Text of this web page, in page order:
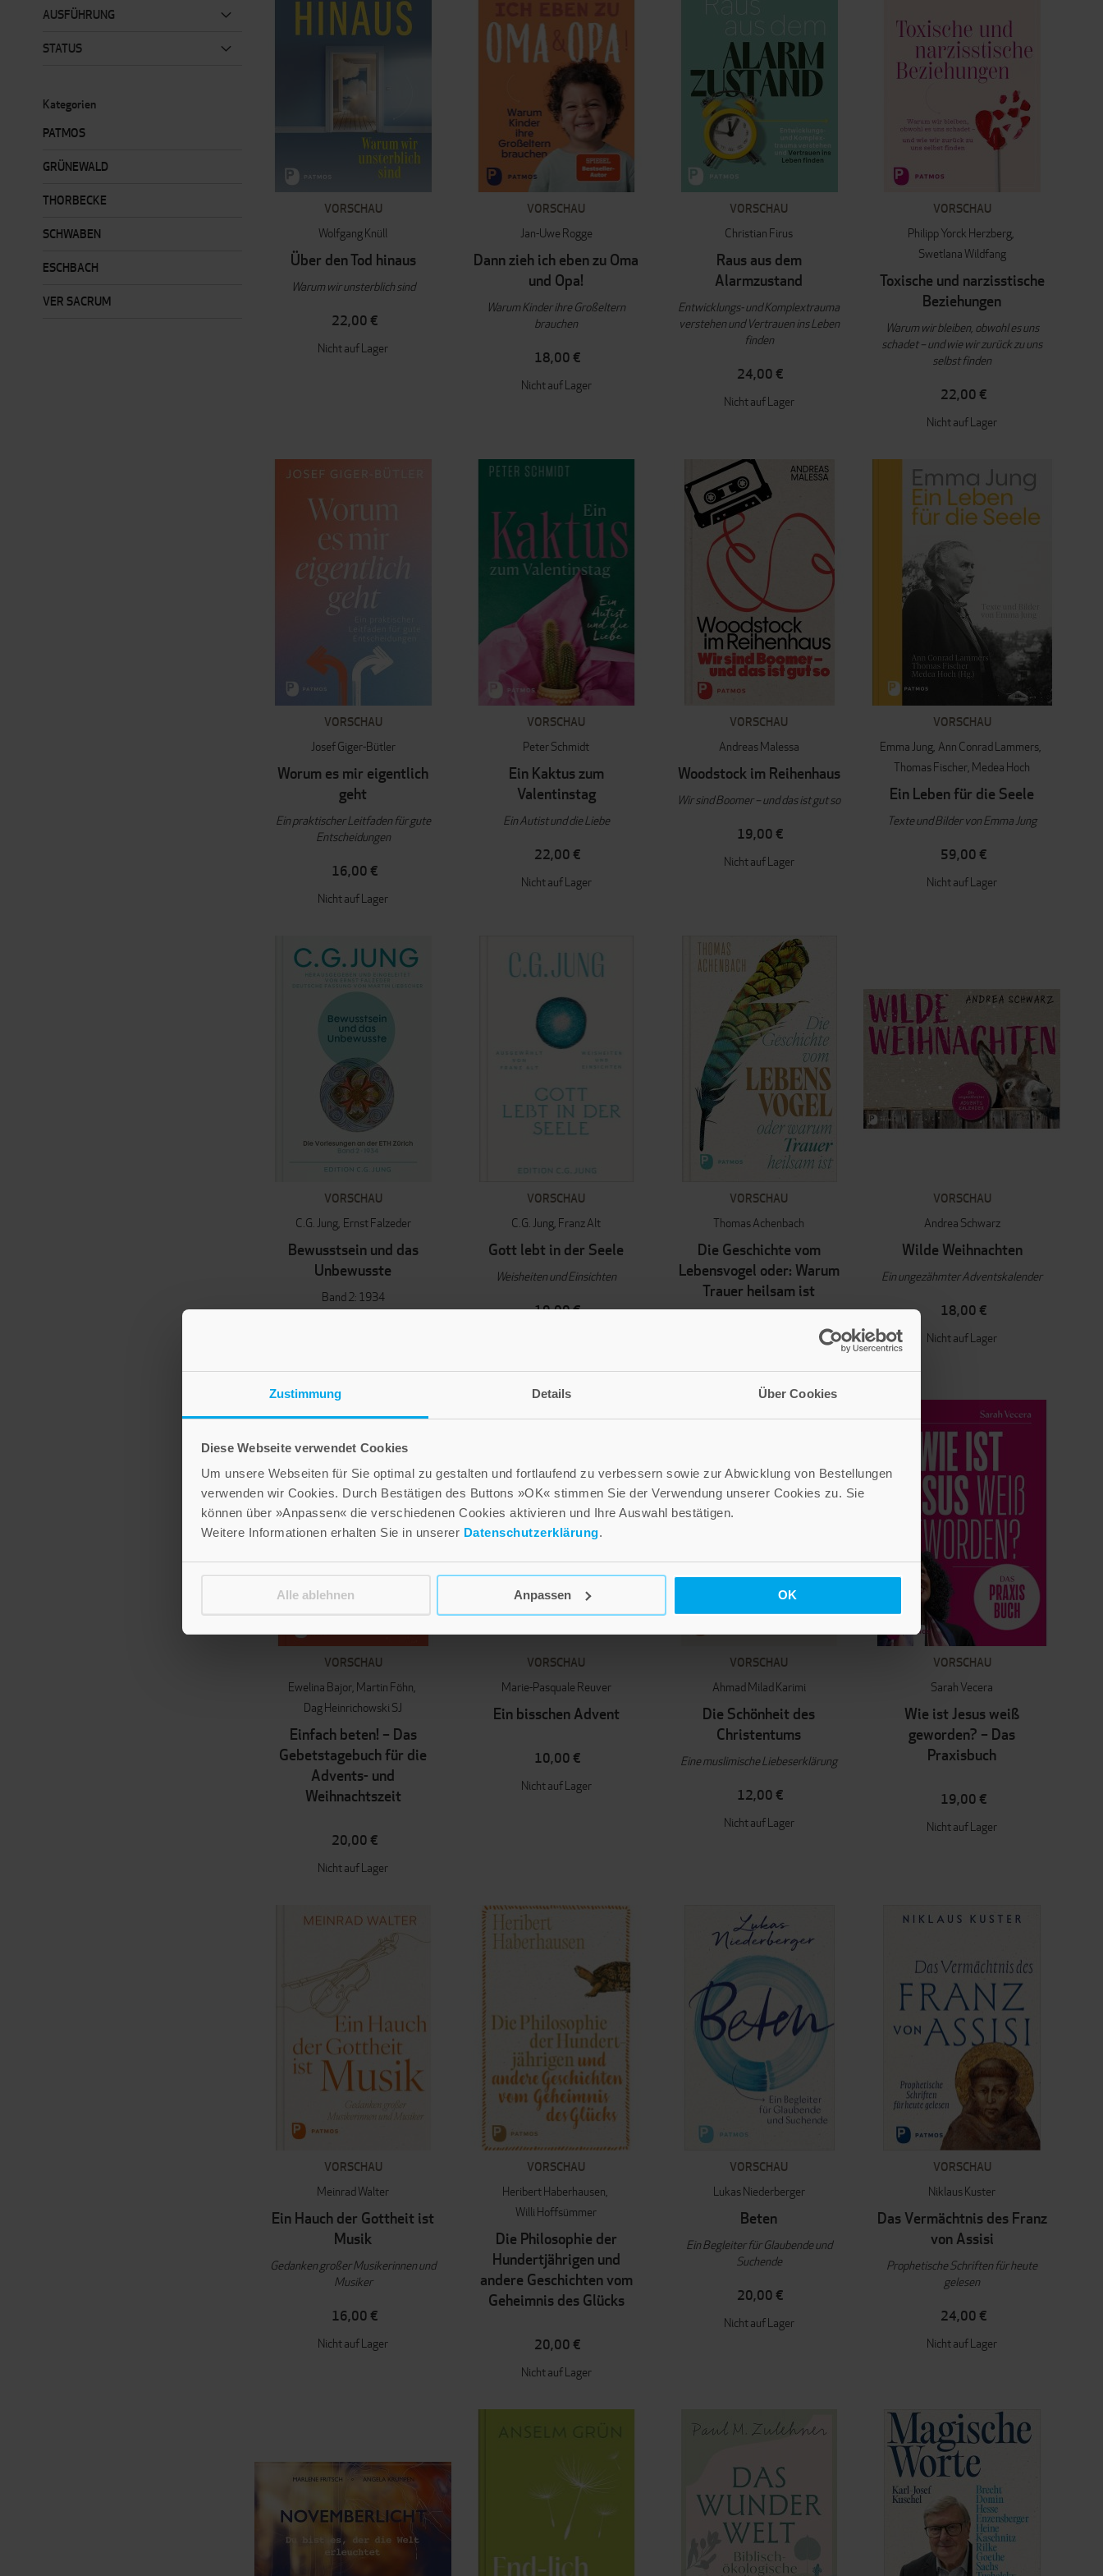
Zustimmung Details Über Cookies
Diese Webseite verwendet Cookies
Um unsere Webseiten für Sie optimal zu gestalten und fortlaufend zu verbessern sowie zur Abwicklung von Bestellungen
verwenden wir Cookies. Durch Bestätigen des Buttons »OK« stimmen Sie der Verwendung unserer Cookies zu. Sie
können über »Anpassen« die verschiedenen Cookies aktivieren und Ihre Auswahl bestätigen.
Weitere Informationen erhalten Sie in unserer Datenschutzerklärung.
Alle ablehnen Anpassen OK
VORSCHAU
Wolfgang Knüll
Über den Tod hinaus
Warum wir unsterblich sind
22,00 €
Nicht auf Lager
VORSCHAU
Jan-Uwe Rogge
Dann zieh ich eben zu Oma
und Opa!
Warum Kinder ihre Großeltern
brauchen
18,00 €
Nicht auf Lager
VORSCHAU
Christian Firus
Raus aus dem
Alarmzustand
Entwicklungs- und Komplextrauma
verstehen und Vertrauen ins Leben
finden
24,00 €
Nicht auf Lager
VORSCHAU
Philipp Yorck Herzberg
Swetlana Wildfang
Toxische und narzisstische
Beziehungen
Warum wir bleiben, obwohl es uns
schadet – und wie wir zurück zu uns
selbst finden
22,00 €
Nicht auf Lager
VORSCHAU
Josef Giger-Bütler
Worum es mir eigentlich
geht
Ein praktischer Leitfaden für gute
Entscheidungen
16,00 €
Nicht auf Lager
VORSCHAU
Peter Schmidt
Ein Kaktus zum
Valentinstag
Ein Autist und die Liebe
22,00 €
Nicht auf Lager
VORSCHAU
Andreas Malessa
Woodstock im Reihenhaus
Wir sind Boomer – und das ist gut so
19,00 €
Nicht auf Lager
VORSCHAU
Emma Jung Ann Conrad Lammers
Thomas Fischer Medea Hoch
Ein Leben für die Seele
Texte und Bilder von Emma Jung
59,00 €
Nicht auf Lager
VORSCHAU
C.G. Jung Ernst Falzeder
Bewusstsein und das
Unbewusste
Band 2: 1934
VORSCHAU
C.G. Jung Franz Alt
Gott lebt in der Seele
Weisheiten und Einsichten
19,00 €
VORSCHAU
Thomas Achenbach
Die Geschichte vom
Lebensvogel oder: Warum
Trauer heilsam ist
VORSCHAU
Andrea Schwarz
Wilde Weihnachten
Ein ungezähmter Adventskalender
18,00 €
Nicht auf Lager
VORSCHAU
Ewelina Bajor Martin Föhn
Dag Heinrichowski SJ
Einfach beten! – Das
Gebetstagebuch für die
Advents- und
Weihnachtszeit
20,00 €
Nicht auf Lager
VORSCHAU
Marie-Pasquale Reuver
Ein bisschen Advent
10,00 €
Nicht auf Lager
VORSCHAU
Ahmad Milad Karimi
Die Schönheit des
Christentums
Eine muslimische Liebeserklärung
12,00 €
Nicht auf Lager
VORSCHAU
Sarah Vecera
Wie ist Jesus weiß
geworden? – Das
Praxisbuch
19,00 €
Nicht auf Lager
VORSCHAU
Meinrad Walter
Ein Hauch der Gottheit ist
Musik
Gedanken großer Musikerinnen und
Musiker
16,00 €
Nicht auf Lager
VORSCHAU
Heribert Haberhausen
Willi Hoffsümmer
Die Philosophie der
Hundertjährigen und
andere Geschichten vom
Geheimnis des Glücks
20,00 €
Nicht auf Lager
VORSCHAU
Lukas Niederberger
Beten
Ein Begleiter für Glaubende und
Suchende
20,00 €
Nicht auf Lager
VORSCHAU
Niklaus Kuster
Das Vermächtnis des Franz
von Assisi
Prophetische Schriften für heute
gelesen
24,00 €
Nicht auf Lager
AUSFÜHRUNG
STATUS
Kategorien
PATMOS
GRÜNEWALD
THORBECKE
SCHWABEN
ESCHBACH
VER SACRUM